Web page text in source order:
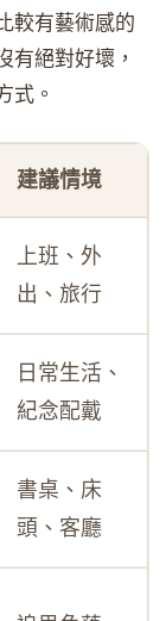
較有藝術感的
有絕對好壞，
式。
建議情境
上班、外
出、旅行
日常生活、
紀念配戴
書桌、床
頭、客廳